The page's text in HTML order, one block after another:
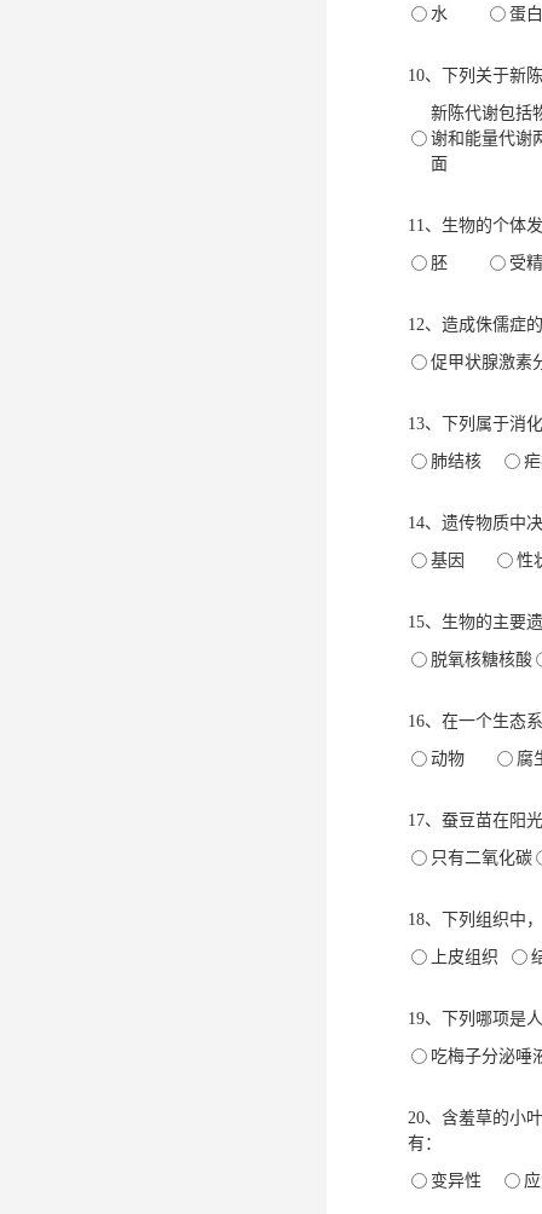
水 蛋
10、下列关于新
新陈代谢包括
谢和能量代谢
面
11、生物的个体
胚 受
12、造成侏儒症
促甲状腺激素
13、下列属于消
肺结核
14、遗传物质中
基因
15、生物的主要
脱氧核糖核酸
16、在一个生态
动物 腐
17、蚕豆苗在阳
只有二氧化碳
18、下列组织中
上皮组织
19、下列哪项是
吃梅子分泌唾
20、含羞草的小
有：
变异性